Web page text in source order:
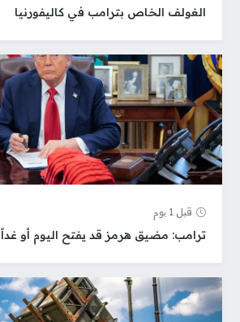
الغولف الخاص بترامب في كاليفورنيا
قبل 1 یوم
ترامب: مضيق هرمز قد يفتح اليوم أو غداً